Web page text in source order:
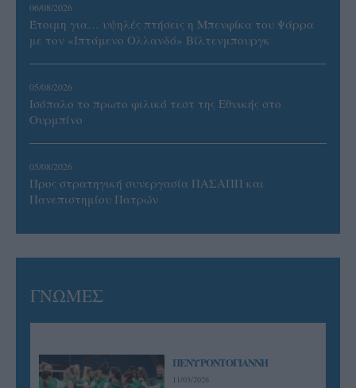
06/08/2026
Έτοιμη για… υψηλές πτήσεις η Μπενφίκα του Ψάρρα
με τον «Ιπτάμενο Ολλανδό» Βίλτενμπουργκ
05/08/2026
Ισόπαλο το πρωτο φιλικό τεστ της Εθνικής στο
Ουρμπίνο
05/08/2026
Προς στρατηγική συνεργασία ΠΑΣΑΠΠ και
Πανεπιστημίου Πατρών
ΓΝΩΜΕΣ
ΠΕΝΥ ΡΟΝΤΟΓΙΑΝΝΗ
11/03/2026